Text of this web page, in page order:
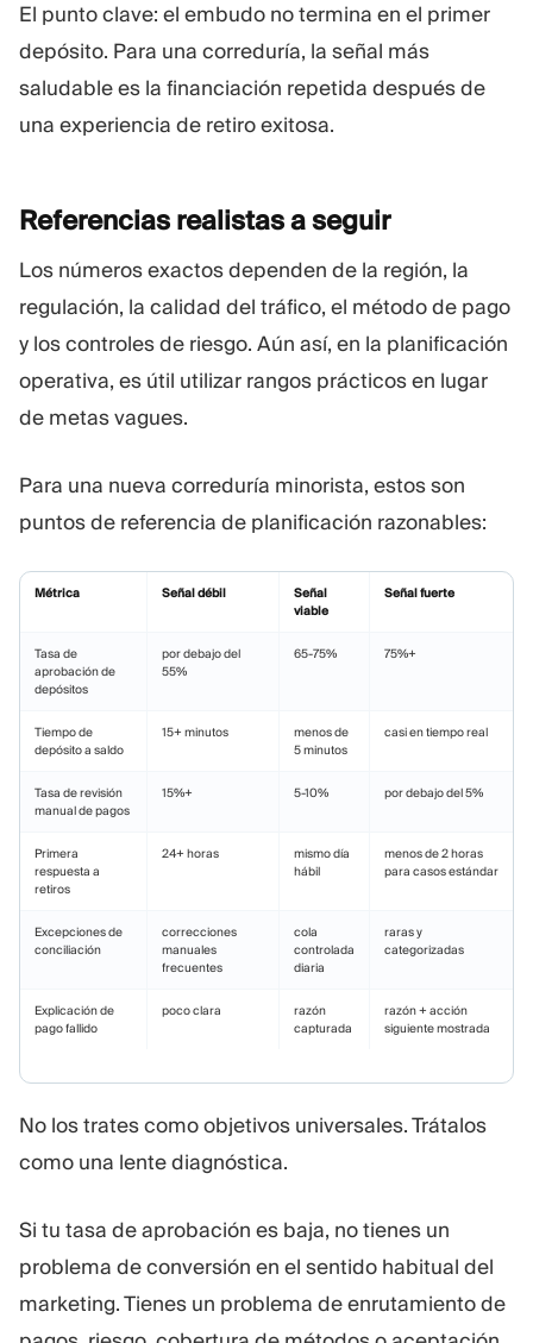
El punto clave: el embudo no termina en el primer
depósito. Para una correduría, la señal más
saludable es la financiación repetida después de
una experiencia de retiro exitosa.
Referencias realistas aseguir
Los números exactos dependen de la región, la
regulación, la calidad del tráfico, el método de pago
y los controles de riesgo. Aún así, en la planificación
operativa, es útil utilizar rangos prácticos en lugar
de metas vagues.
Para una nueva correduría minorista, estos son
puntos de referencia de planificación razonables:
Métrica Señal débil
Señal
viable
Señal fuerte
Tasa de
aprobación de
depósitos
por debajo del
55%
65-75% 75%+
Tiempo de
depósito a saldo
15+ minutos
menos de
5 minutos
casi en tiempo real
Tasa de revisión
manual de pagos
15%+ 5-10% por debajo del 5%
Primera
respuesta a
retiros
24+ horas
mismo día
hábil
menos de 2 horas
para casos estándar
Excepciones de
conciliación
correcciones
manuales
frecuentes
cola
controlada
diaria
raras y
categorizadas
Explicación de
pago fallido
poco clara
razón
capturada
razón + acción
siguiente mostrada
No los trates como objetivos universales. Trátalos
como una lente diagnóstica.
Si tu tasa de aprobación es baja, no tienes un
problema de conversión en el sentido habitual del
marketing. Tienes un problema de enrutamiento de